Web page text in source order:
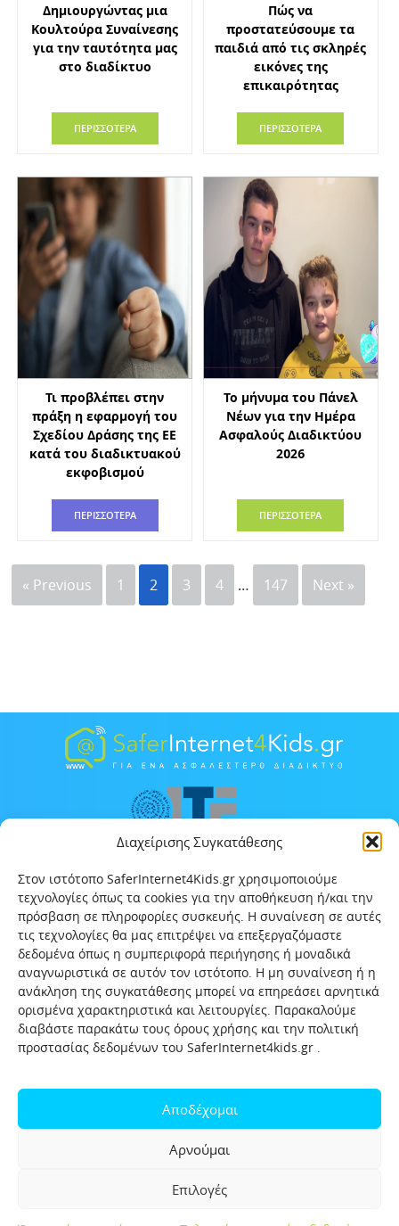
Διαχείρισης Συγκατάθεσης
Στον ιστότοπο SaferInternet4Kids.gr χρησιμοποιούμε
τεχνολογίες όπως τα cookies για την αποθήκευση ή/και την
πρόσβαση σε πληροφορίες συσκευής. Η συναίνεση σε αυτές
τις τεχνολογίες θα μας επιτρέψει να επεξεργαζόμαστε
δεδομένα όπως η συμπεριφορά περιήγησης ή μοναδικά
αναγνωριστικά σε αυτόν τον ιστότοπο. Η μη συναίνεση ή η
ανάκληση της συγκατάθεσης μπορεί να επηρεάσει αρνητικά
ορισμένα χαρακτηριστικά και λειτουργίες. Παρακαλούμε
διαβάστε παρακάτω τους όρους χρήσης και την πολιτική
προστασίας δεδομένων του SaferInternet4kids.gr .
Αποδέχομαι
Αρνούμαι
Επιλογές
Δημιουργώντας μια
Κουλτούρα Συναίνεσης
για την ταυτότητα μας
στο διαδίκτυο
ΠΕΡΙΣΣΟΤΕΡΑ
Πώς να
προστατεύσουμε τα
παιδιά από τις σκληρές
εικόνες της
επικαιρότητας
ΠΕΡΙΣΣΟΤΕΡΑ
Τι προβλέπει στην
πράξη η εφαρμογή του
Σχεδίου Δράσης της ΕΕ
κατά του διαδικτυακού
εκφοβισμού
ΠΕΡΙΣΣΟΤΕΡΑ
Το μήνυμα του Πάνελ
Νέων για την Ημέρα
Ασφαλούς Διαδικτύου
2026
ΠΕΡΙΣΣΟΤΕΡΑ
« Previous 1 2 3 4 … 147 Next »
Πολιτική προστασίας δεδομένων
Πολιτική Προστασίας Παιδιών και Εφήβων
Όροι χρήσης
Help-Line